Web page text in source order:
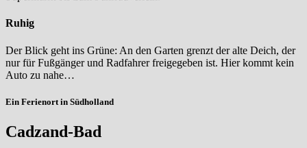
Ruhig
Der Blick geht ins Grüne: An den Garten grenzt der alte Deich, der
nur für Fußgänger und Radfahrer freigegeben ist. Hier kommt kein
Auto zu nahe…
Ein Ferienort in Südholland
Cadzand-Bad